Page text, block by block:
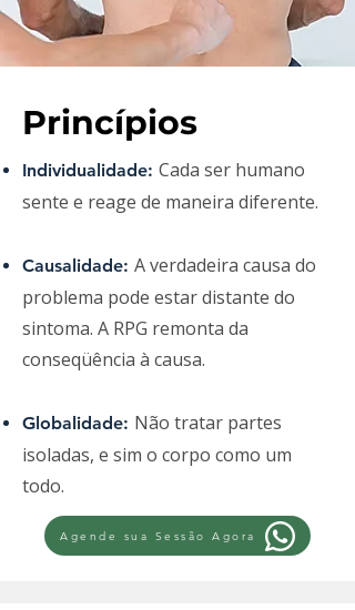
Princípios
Individualidade: Cada ser humano
sente e reage de maneira diferente.
Causalidade: A verdadeira causa do
problema pode estar distante do
sintoma. A RPG remonta da
conseqüência à causa.
Globalidade: Não tratar partes
isoladas, e sim o corpo como um
todo.
Agende sua Sessão Agora